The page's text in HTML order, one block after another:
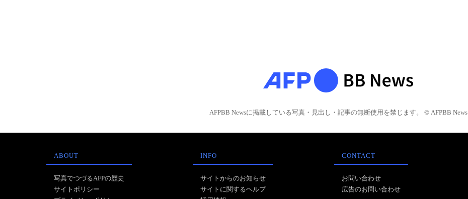
AFPBB Newsに掲載している写真・見出し・記事の無断使用を禁じます。 © AFPBB News
ABOUT
写真でつづるAFPの歴史
サイトポリシー
INFO
サイトからのお知らせ
サイトに関するヘルプ
CONTACT
お問い合わせ
広告のお問い合わせ